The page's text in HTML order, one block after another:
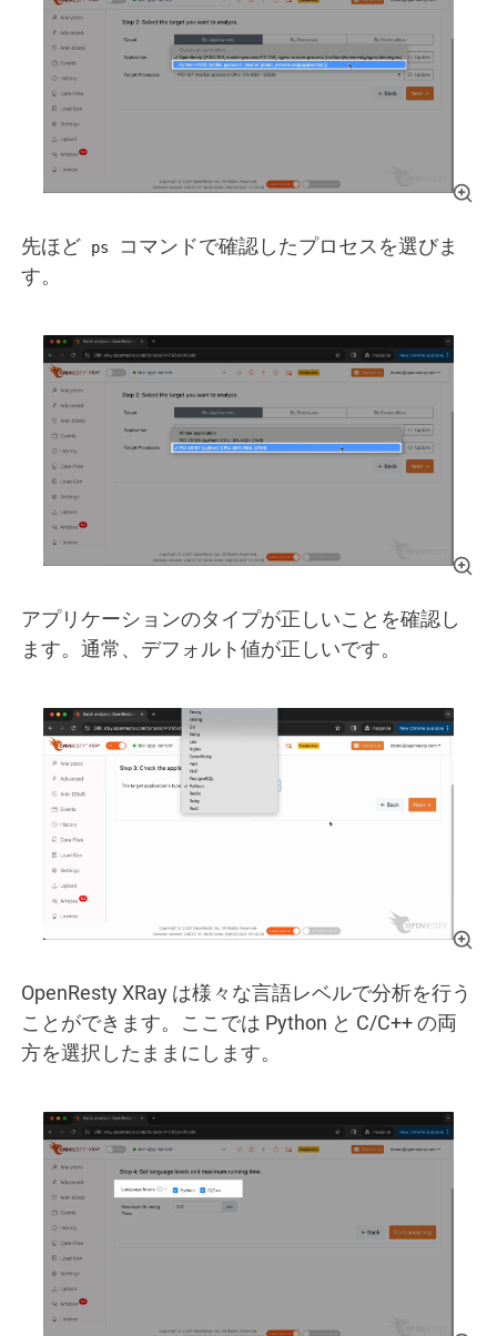
先ほど ps
コマンドで確認したプロセスを選びま
す。
アプリケーションのタイプが正しいことを確認し
ます。通常、デフォルト値が正しいです。
OpenResty XRay は様々な言語レベルで分析を行う
ことができます。ここでは Python と C/C++ の両
方を選択したままにします。